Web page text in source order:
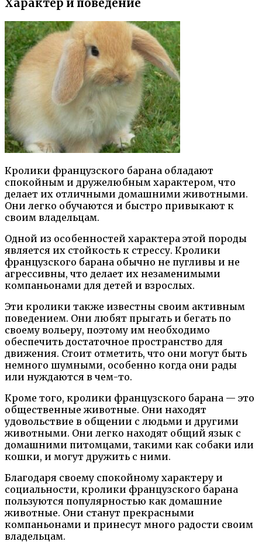
Характер и поведение
Кролики французского барана обладают
спокойным и дружелюбным характером, что
делает их отличными домашними животными.
Они легко обучаются и быстро привыкают к
своим владельцам.
Одной из особенностей характера этой породы
является их стойкость к стрессу. Кролики
французского барана обычно не пугливы и не
агрессивны, что делает их незаменимыми
компаньонами для детей и взрослых.
Эти кролики также известны своим активным
поведением. Они любят прыгать и бегать по
своему вольеру, поэтому им необходимо
обеспечить достаточное пространство для
движения. Стоит отметить, что они могут быть
немного шумными, особенно когда они рады
или нуждаются в чем-то.
Кроме того, кролики французского барана — это
общественные животные. Они находят
удовольствие в общении с людьми и другими
животными. Они легко находят общий язык с
домашними питомцами, такими как собаки или
кошки, и могут дружить с ними.
Благодаря своему спокойному характеру и
социальности, кролики французского барана
пользуются популярностью как домашние
животные. Они станут прекрасными
компаньонами и принесут много радости своим
владельцам.